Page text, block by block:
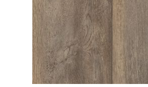
KONTAKT
Sie haben Fragen oder wünschen
eine persönliche Beratung?
Unser Team ist für Sie da –
schnell, freundlich und
kompetent. Schreiben Sie uns,